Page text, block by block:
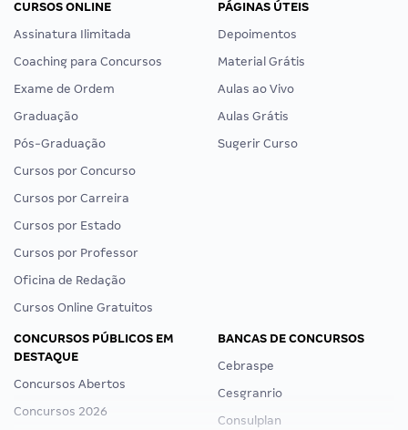
CURSOS ONLINE
Assinatura Ilimitada
Coaching para Concursos
Exame de Ordem
Graduação
Pós-Graduação
Cursos por Concurso
Cursos por Carreira
Cursos por Estado
Cursos por Professor
Oficina de Redação
Cursos Online Gratuitos
PÁGINAS ÚTEIS
Depoimentos
Material Grátis
Aulas ao Vivo
Aulas Grátis
Sugerir Curso
CONCURSOS PÚBLICOS EM
DESTAQUE
Concursos Abertos
Concursos 2026
BANCAS DE CONCURSOS
Cebraspe
Cesgranrio
Consulplan